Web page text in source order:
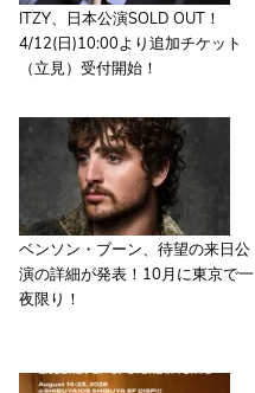
ITZY、日本公演SOLD OUT！
4/12(日)10:00より追加チケット
（立見）受付開始！
ベンソン・ブーン、待望の来日公
演の詳細が発表！10月に東京で一
夜限り！